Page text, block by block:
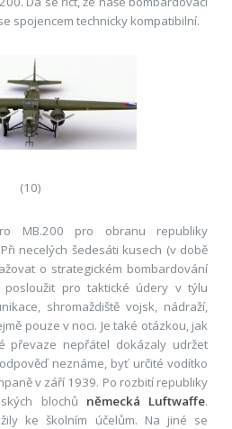
spojencem technicky kompatibilní.
(10)
MB.200 pro obranu republiky
necelých šedesáti kusech (v době
o strategickém bombardování
posloužit pro taktické údery v týlu
shromaždiště vojsk, nádraží,
pouze v noci. Je také otázkou, jak
převaze nepřátel dokázaly udržet
neznáme, byť určité vodítko
v září 1939. Po rozbití republiky
blochů německá Luftwaffe.
ke školním účelům. Na jiné se